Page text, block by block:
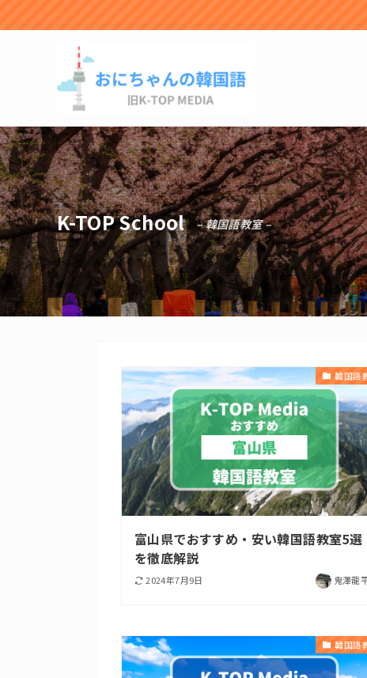
K-TOP School – 韓国語教室 –
韓国語
富山県でおすすめ・安い韓国語教室5選
を徹底解説
2024年7月9日 鬼澤龍
韓国語